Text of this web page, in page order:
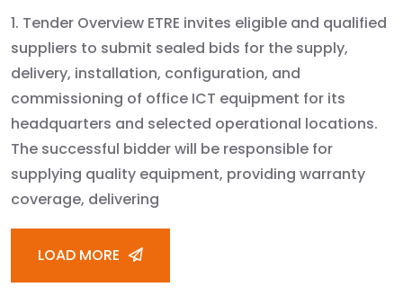
1. Tender Overview ETRE invites eligible and qualified
suppliers to submit sealed bids for the supply,
delivery, installation, configuration, and
commissioning of office ICT equipment for its
headquarters and selected operational locations.
The successful bidder will be responsible for
supplying quality equipment, providing warranty
coverage, delivering
LOAD MORE